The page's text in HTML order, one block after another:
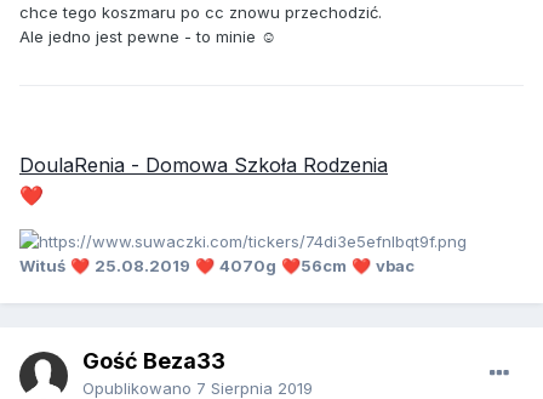
chce tego koszmaru po cc znowu przechodzić.
Ale jedno jest pewne - to minie ☺️
DoulaRenia - Domowa Szkoła Rodzenia
❤️
Wituś ❤️ 25.08.2019 ❤️ 4070g ❤️56cm ❤️ vbac
Gość Beza33
Opublikowano 7 Sierpnia 2019